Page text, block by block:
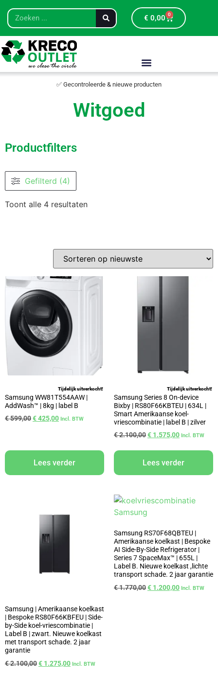
€ 0,00 0
✅ Gecontroleerde & nieuwe producten
Witgoed
Productfilters
Gefilterd (4)
Toont alle 4 resultaten
Tijdelijk uitverkocht!
Samsung WW81T554AAW |
AddWash™ | 8kg | label B
€599,00€425,00 Incl. BTW
Lees verder
Tijdelijk uitverkocht!
Samsung Series 8 On-device
Bixby | RS80F66KBTEU | 634L |
Smart Amerikaanse koel-
vriescombinatie | label B | zilver
€2.100,00€ 1.575,00 Incl. BTW
Lees verder
Samsung | Amerikaanse koelkast
| Bespoke RS80F66KBFEU | Side-
by-Side koel-vriescombinatie |
Label B | zwart. Nieuwe koelkast
met transport schade. 2 jaar
garantie
€2.100,00€ 1.275,00 Incl. BTW
Samsung RS70F68QBTEU |
Amerikaanse koelkast | Bespoke
AI Side-By-Side Refrigerator |
Series 7 SpaceMax™ | 655L |
Label B. Nieuwe koelkast ,lichte
transport schade. 2 jaar garantie
€1.770,00€ 1.200,00 Incl. BTW